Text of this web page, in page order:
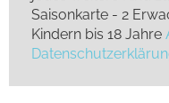
Saisonkarte - 2
Kindern bis 18 Jahre